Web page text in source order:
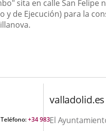
sita en calle San Felipe
y de Ejecución) para la
+34 983
valladolid.es
El